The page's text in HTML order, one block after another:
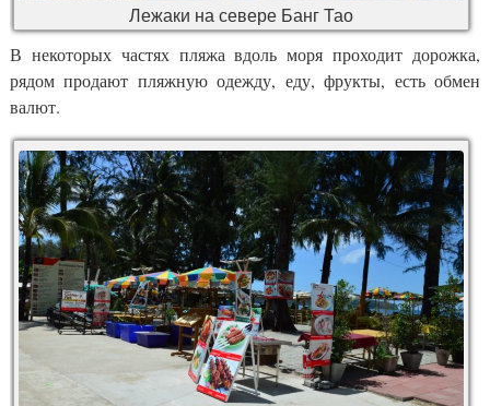
Лежаки на севере Банг Тао
В некоторых частях пляжа вдоль моря проходит дорожка,
рядом продают пляжную одежду, еду, фрукты, есть обмен
валют.